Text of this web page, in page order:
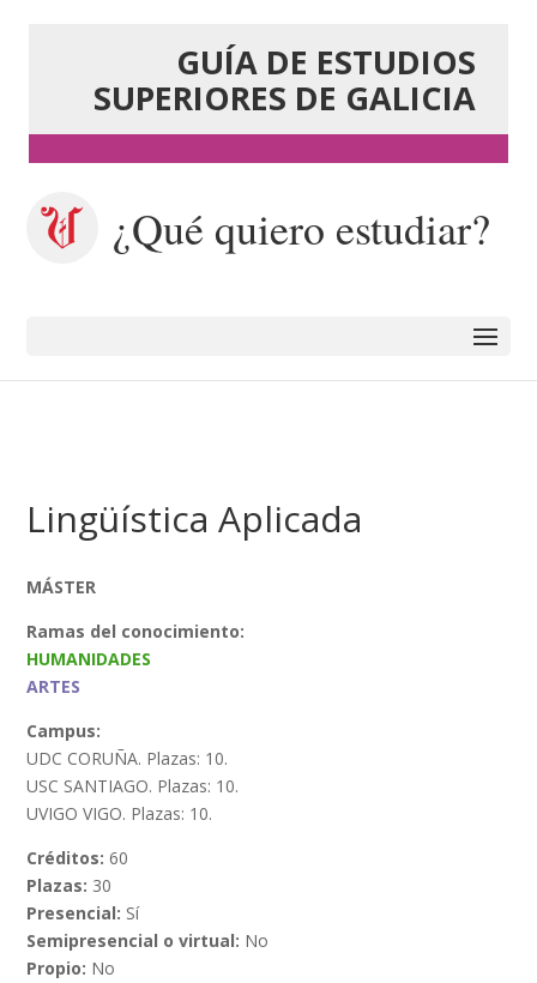
GUÍA DE ESTUDIOS
SUPERIORES DE GALICIA
¿Qué quiero estudiar?
Lingüística Aplicada
MÁSTER
Ramas del conocimiento:
HUMANIDADES
ARTES
Campus:
UDC CORUÑA. Plazas: 10.
USC SANTIAGO. Plazas: 10.
UVIGO VIGO. Plazas: 10.
Créditos: 60
Plazas: 30
Presencial: Sí
Semipresencial o virtual: No
Propio: No